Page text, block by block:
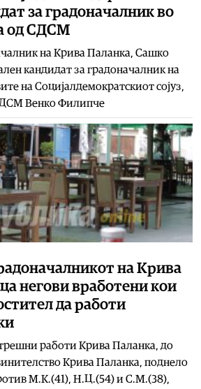
за градоначалник во
од СДСМ
на Крива Паланка, Сашко
кандидат за градоначалник на
на Социјалдемократскиот сојуз,
Венко Филипче
на Крива
негови вработени кои
да работи
работи Крива Паланка, до
Крива Паланка, поднело
М.К.(41), Н.Ц.(54) и С.М.(38),